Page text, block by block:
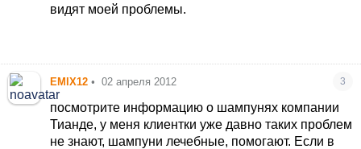
видят моей проблемы.
EMIX12 • 02 апреля 2012 3
посмотрите информацию о шампунях компании
Тианде, у меня клиентки уже давно таких проблем
не знают, шампуни лечебные, помогают. Если в